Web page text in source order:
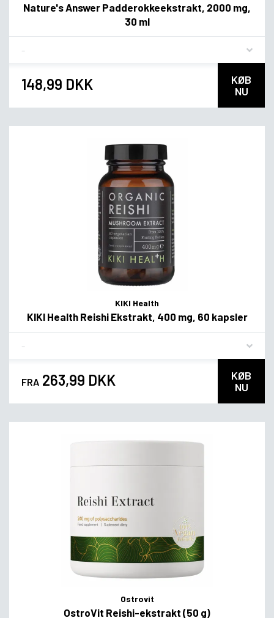
Nature's Answer Padderokkeekstrakt, 2000 mg,
30 ml
148,99 DKK
KØB
NU
KIKI Health
KIKI Health Reishi Ekstrakt, 400 mg, 60 kapsler
FRA 263,99 DKK
KØB
NU
Ostrovit
OstroVit Reishi-ekstrakt (50 g)